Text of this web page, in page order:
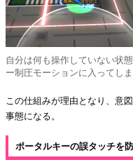
自分は何も操作していない状
ー制圧モーションに入ってしま
この仕組みが理由となり、意
事態になる。
ポータルキーの誤タッチを